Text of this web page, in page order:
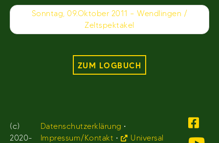
Sonntag, 09.Oktober 2011 – Wendlingen /
Zeltspektakel
ZUM LOGBUCH
(c)
2020-
Datenschutzerklärung •
Impressum/Kontakt •
Universal